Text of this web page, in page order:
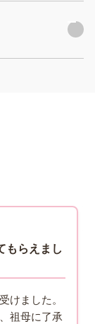
もございま
でも着物買取
、やはり状態
います。
よう綺麗にた
もらえまし
けました。
祖母に了承